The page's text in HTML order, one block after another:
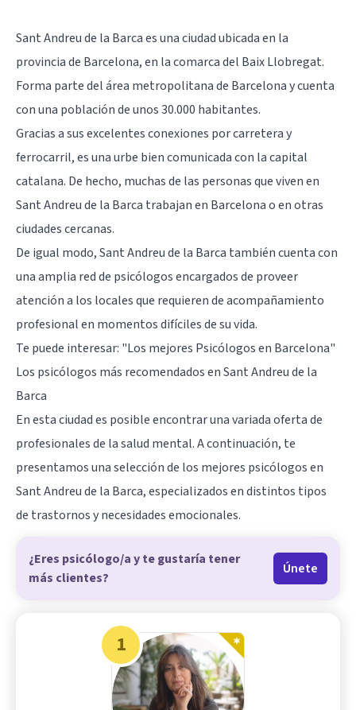
Sant Andreu de la Barca es una ciudad ubicada en la
provincia de Barcelona, en la comarca del Baix Llobregat.
Forma parte del área metropolitana de Barcelona y cuenta
con una población de unos 30.000 habitantes.
Gracias a sus excelentes conexiones por carretera y
ferrocarril, es una urbe bien comunicada con la capital
catalana. De hecho, muchas de las personas que viven en
Sant Andreu de la Barca trabajan en Barcelona o en otras
ciudades cercanas.
De igual modo, Sant Andreu de la Barca también cuenta con
una amplia red de psicólogos encargados de proveer
atención a los locales que requieren de acompañamiento
profesional en momentos difíciles de su vida.
Te puede interesar: "Los mejores Psicólogos en Barcelona"
Los psicólogos más recomendados en Sant Andreu de la
Barca
En esta ciudad es posible encontrar una variada oferta de
profesionales de la salud mental. A continuación, te
presentamos una selección de los mejores psicólogos en
Sant Andreu de la Barca, especializados endistintos tipos
de trastornosy necesidades emocionales.
¿Eres psicólogo/a y te gustaría tener
más clientes?
Únete
1